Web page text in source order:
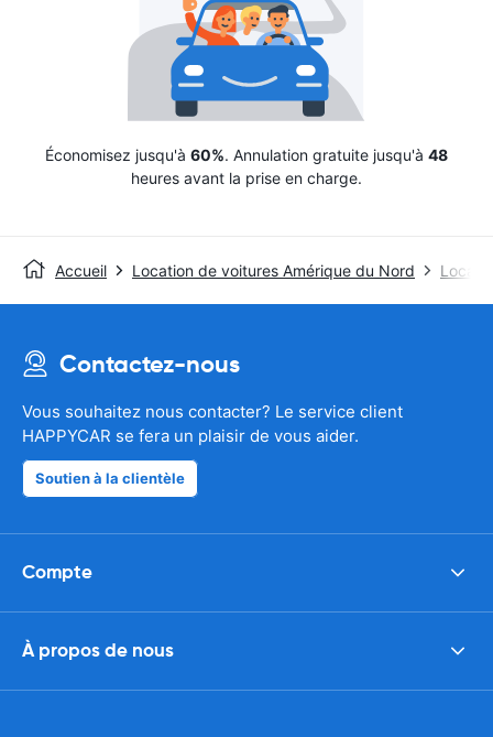
Économisez jusqu'à 60%. Annulation gratuite jusqu'à 48
heures avant la prise en charge.
Accueil Location de voitures Amérique du Nord
Contactez-nous
Vous souhaitez nous contacter? Le service client
HAPPYCAR se fera un plaisir de vous aider.
Soutien à la clientèle
Compte
À propos de nous